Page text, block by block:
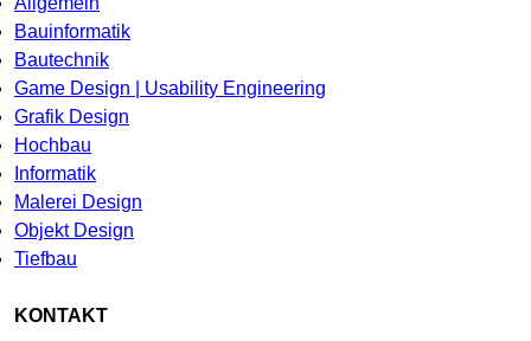
Bauinformatik
Bautechnik
Game Design | Usability Engineering
Grafik Design
Hochbau
Informatik
Malerei Design
Objekt Design
Tiefbau
KONTAKT